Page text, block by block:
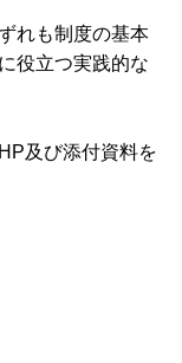
れも制度の基本
役立つ実践的な
及び添付資料を